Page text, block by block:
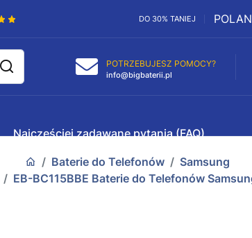
DO 30% TANIEJ
POTRZEBUJESZ POMOCY?
info@bigbaterii.pl
Najczęściej zadawane pytania (FAQ)
Baterie do Telefonów
Samsung
EB-BC115BBE Baterie do Telefonów